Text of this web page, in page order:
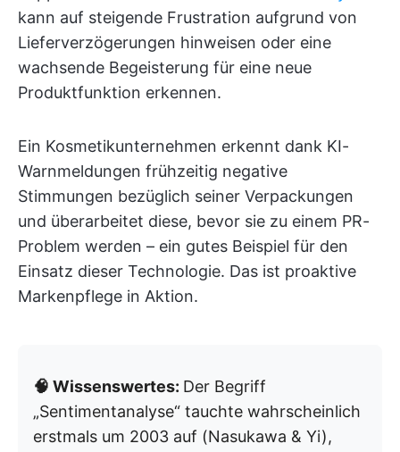
kann auf steigende Frustration aufgrund von
Lieferverzögerungen hinweisen oder eine
wachsende Begeisterung für eine neue
Produktfunktion erkennen.
Ein Kosmetikunternehmen erkennt dank KI-
Warnmeldungen frühzeitig negative
Stimmungen bezüglich seiner Verpackungen
und überarbeitet diese, bevor sie zu einem PR-
Problem werden – ein gutes Beispiel für den
Einsatz dieser Technologie. Das ist proaktive
Markenpflege in Aktion.
🧠 Wissenswertes: Der Begriff
„Sentimentanalyse“ tauchte wahrscheinlich
erstmals um 2003 auf (Nasukawa & Yi),